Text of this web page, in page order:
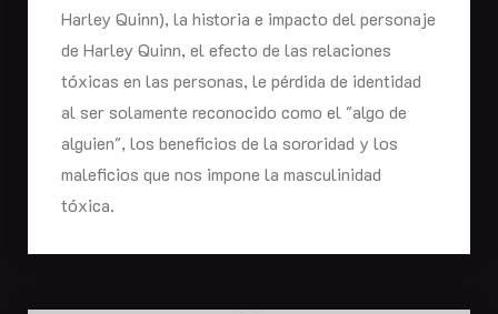
Harley Quinn), la historia e impacto del personaje
de Harley Quinn, el efecto de las relaciones
tóxicas en las personas, le pérdida de identidad
al ser solamente reconocido como el "algo de
alguien", los beneficios de la sororidad y los
maleficios que nos impone la masculinidad
tóxica.